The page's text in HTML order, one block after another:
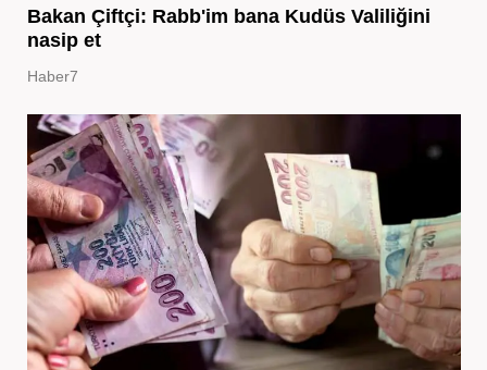
Bakan Çiftçi: Rabb'im bana Kudüs Valiliğini
nasip et
Haber7